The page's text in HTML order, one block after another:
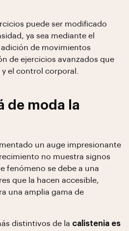
puede ser modificado
ya sea mediante el
de movimientos
de ejercicios avanzados que
el control corporal.
de moda la
un auge impresionante
no muestra signos
fenómeno se debe a una
que la hacen accesible,
una amplia gama de
distintivos de la calistenia es